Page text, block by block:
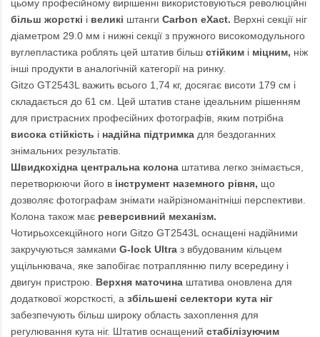
цьому професійному вирішенні використовуються революційні
більш жорсткі і великі штанги Carbon eXact. Верхні секції ніг
діаметром 29.0 мм і нижні секції з пружного високомодульного
вуглепластика роблять цей штатив більш стійким і міцним, ніж
інші продукти в аналогічній категорії на ринку.
Gitzo GT2543L важить всього 1,74 кг, досягає висоти 179 см і
складається до 61 см. Цей штатив стане ідеальним рішенням
для пристрасних професійних фотографів, яким потрібна
висока стійкість і надійна підтримка для бездоганних
знімальних результатів.
Швидкохідна центральна колона штатива легко знімається,
перетворюючи його в інструмент наземного рівня, що
дозволяє фотографам знімати найрізноманітніші перспективи.
Колона також має реверсивний механізм.
Чотирьохсекційного ноги Gitzo GT2543L оснащені надійними
закручуються замками G-lock Ultra з вбудованим кільцем
ущільнювача, яке запобігає потраплянню пилу всередину і
двигун пристрою. Верхня маточина штатива оновлена для
додаткової жорсткості, а збільшені селектори кута ніг
забезпечують більш широку область захоплення для
регулювання кута ніг. Штатив оснащений стабілізуючим